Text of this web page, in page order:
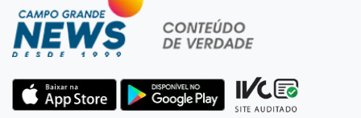
jogos neste sábado
07:48Pele Vermelha, Corona, Valley...
imaginação de Scalise